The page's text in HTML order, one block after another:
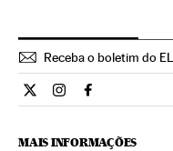
Receba o boletim do
Internacional El País
Internacional El
Internacional
MAIS INFORMAÇÕES